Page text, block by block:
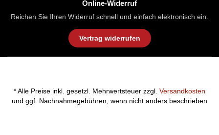
Online-Widerruf
Reichen Sie Ihren Widerruf schnell und einfach elektronisch ein.
Vertrag widerrufen
* Alle Preise inkl. gesetzl. Mehrwertsteuer zzgl. Versandkosten
und ggf. Nachnahmegebühren, wenn nicht anders beschrieben